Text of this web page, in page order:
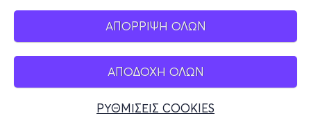
ΑΠΟΡΡΙΨΗ ΟΛΩΝ
ΑΠΟΔΟΧΗ ΟΛΩΝ
ΡΥΘΜΙΣΕΙΣ COOKIES
από 17€
Εισιτήρια
Σαβ, 31/10